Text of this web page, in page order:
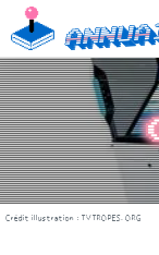
Skip
to
content
Crédit illustration : TVTROPES.ORG